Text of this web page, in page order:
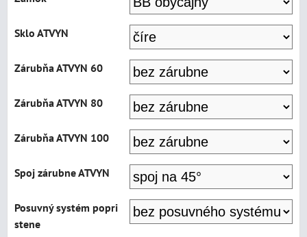
Sklo ATVYN
Zárubňa ATVYN 60
Zárubňa ATVYN 80
Zárubňa ATVYN 100
Spoj zárubne ATVYN
Posuvný systém popri
stene